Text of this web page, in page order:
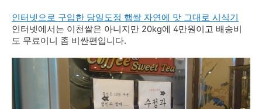
인터넷으로 구입한 당일도정 햅쌀 자연에 맛 그대로 시식기
인터넷에서는 이천쌀은 아니지만 20kg에 4만원이고 배송비
도 무료이니 좀 비싼편입니다.